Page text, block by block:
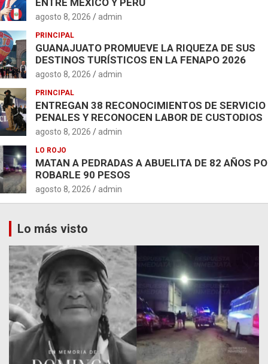
agosto 8, 2026 admin
PRINCIPAL
GUANAJUATO PROMUEVE LA RIQUEZA DE SUS
DESTINOS TURÍSTICOS EN LA FENAPO 2026
agosto 8, 2026 admin
PRINCIPAL
ENTREGAN 38 RECONOCIMIENTOS DE SERVICIO
PENALES Y RECONOCEN LABOR DE CUSTODIOS
agosto 8, 2026 admin
LO ROJO
MATAN A PEDRADAS A ABUELITA DE 82 AÑOS
ROBARLE 90 PESOS
agosto 8, 2026 admin
Lo más visto